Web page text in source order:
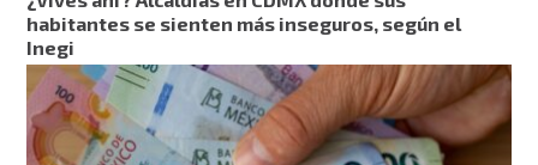
habitantes se sienten más inseguros, según el
Inegi